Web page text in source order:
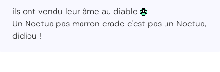
ils ont vendu leur âme au diable
Un Noctua pas marron crade c'est pas un Noctua,
didiou !